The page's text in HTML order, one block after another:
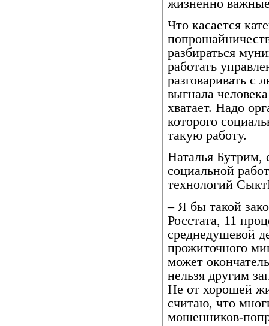
жизненно
Что касается
разбираться
работать
разговаривать с
выгнала
хватает. Надо
которого
такую работу.
Наталья Бутрим,
социальной
технологий
– Я бы такой
Росстата, 11
среднедушевой
прожиточного
может
нельзя другим
Не от хорошей
считаю, что
мошенников-